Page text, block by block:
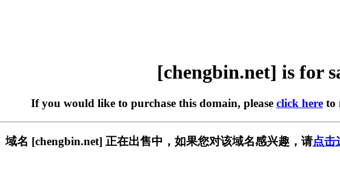
[chengbin.net] is for
If you would like to purchase this domain, please click hereto
域名 [chengbin.net] 正在出售中，如果您对该域名感兴趣，请点击